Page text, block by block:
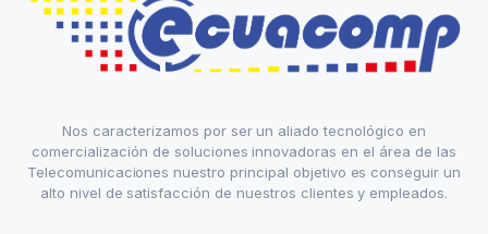
Nos caracterizamos por ser un aliado tecnológico en
comercialización de soluciones innovadoras en el área de las
Telecomunicaciones nuestro principal objetivo es conseguir un
alto nivel de satisfacción de nuestros clientes y empleados.